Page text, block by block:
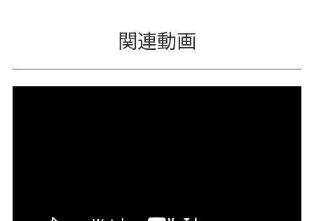
関連動画